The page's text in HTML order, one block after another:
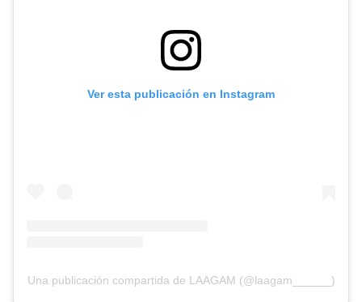
Ver esta publicación en Instagram
Una publicación compartida de LAAGAM (@laagam______)